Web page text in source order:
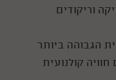
וריקודים
הגבוהה ביותר
קולנועית